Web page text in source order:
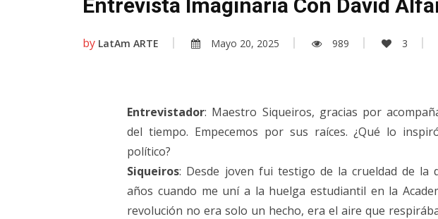
Entrevista Imaginaria Con David
by LatAm ARTE Mayo 20, 2025 989 3
Entrevistador: Maestro Siqueiros, gracias por
del tiempo. Empecemos por sus raíces. ¿Qué lo
político?
Siqueiros: Desde joven fui testigo de la crueldad de la
años cuando me uní a la huelga estudiantil en la
revolución no era solo un hecho, era el aire que